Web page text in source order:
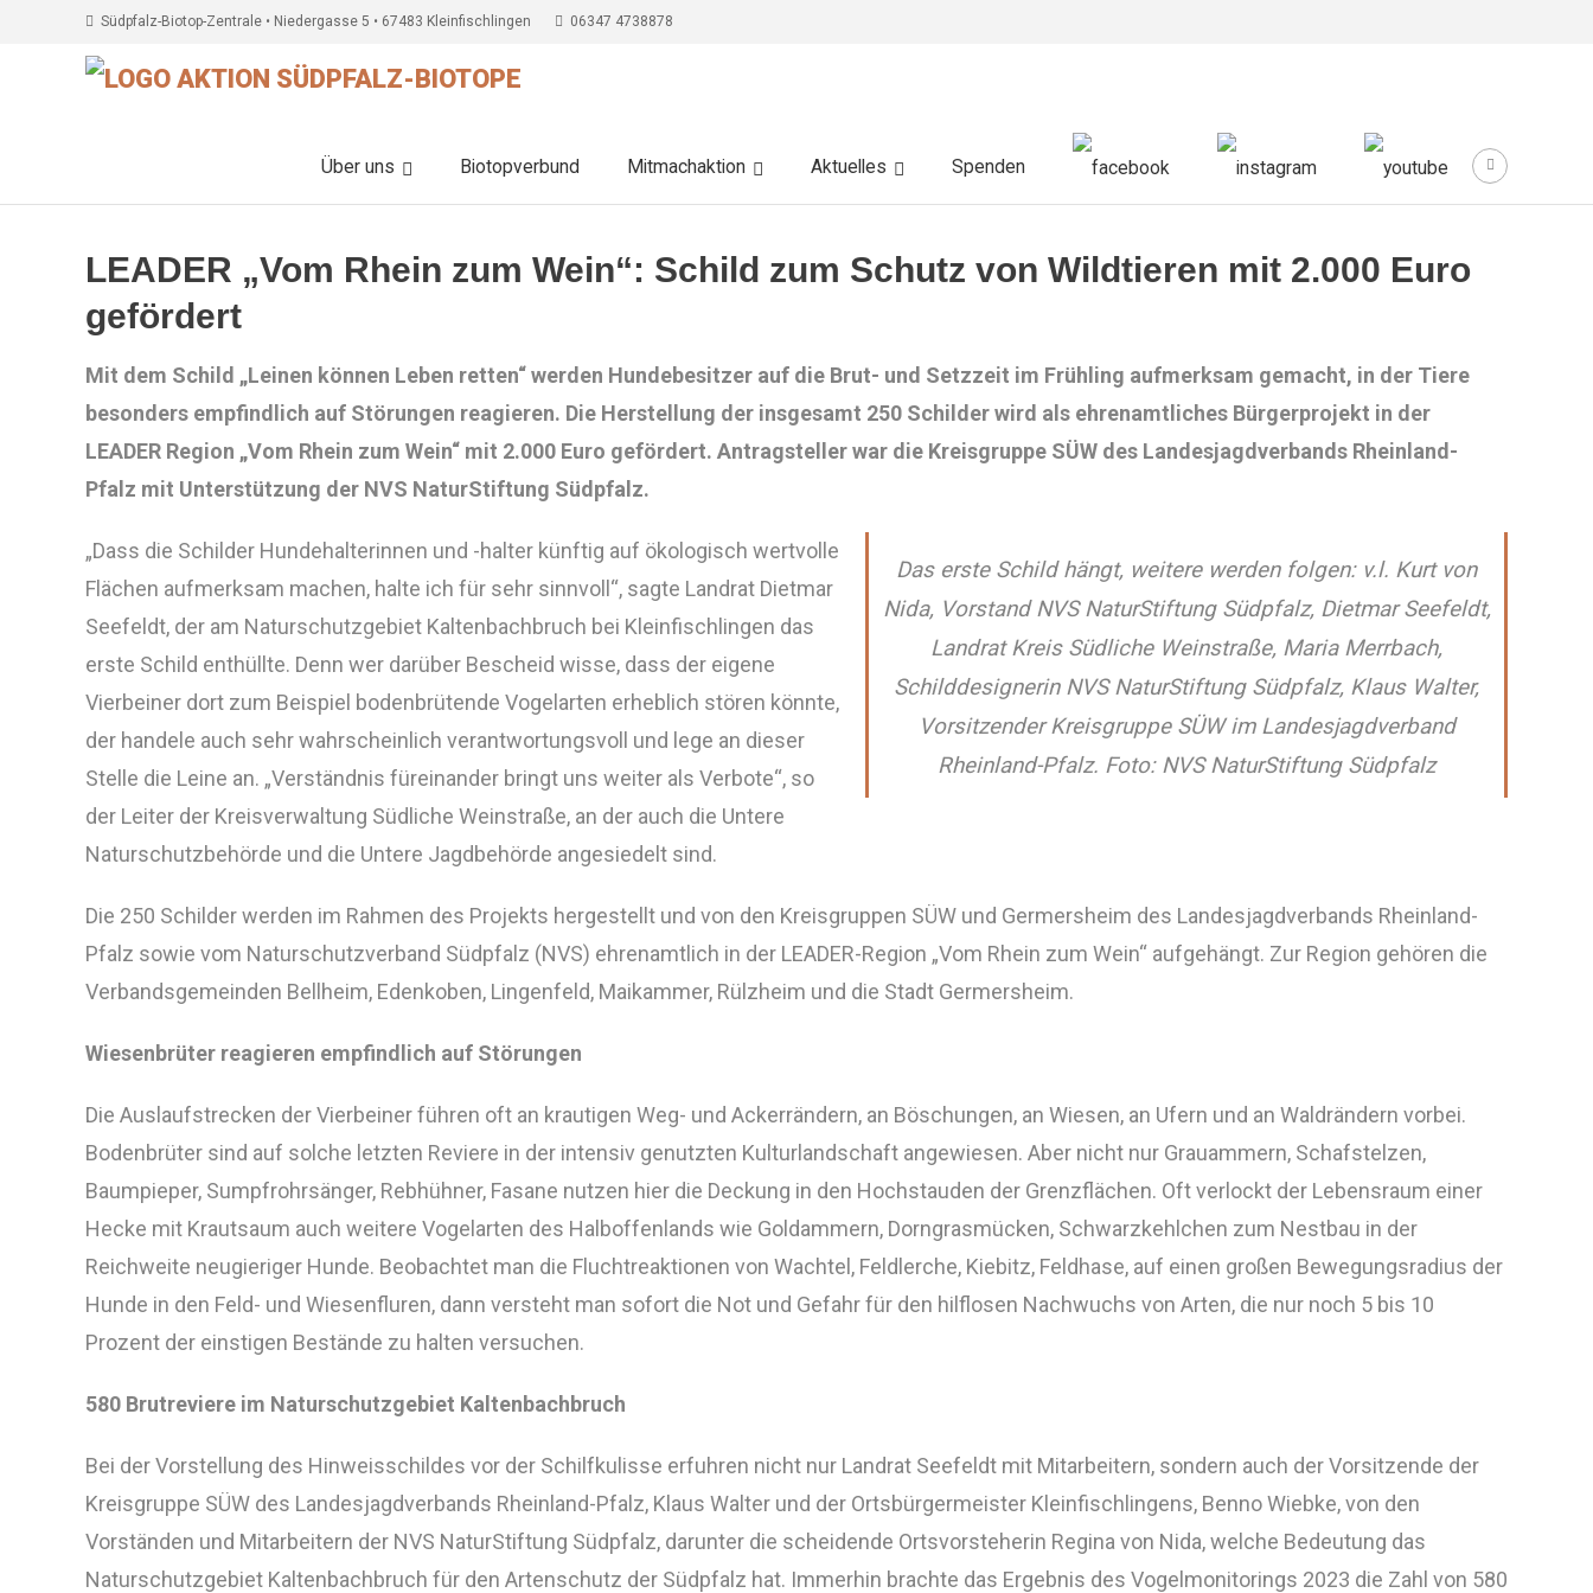
Südpfalz-Biotop-Zentrale • Niedergasse 5 • 67483 Kleinfischlingen 06347 4738878
Über uns Biotopverbund Mitmachaktion Aktuelles Spenden
LEADER „Vom Rhein zum Wein“: Schild zum Schutz von Wildtieren mit 2.000 Euro
gefördert
Mit dem Schild „Leinen können Leben retten“ werden Hundebesitzer auf die Brut- und Setzzeit im Frühling aufmerksam gemacht, in der Tiere
besonders empfindlich auf Störungen reagieren. Die Herstellung der insgesamt 250 Schilder wird als ehrenamtliches Bürgerprojekt in der
LEADER Region „Vom Rhein zum Wein“ mit 2.000 Euro gefördert. Antragsteller war die Kreisgruppe SÜW des Landesjagdverbands Rheinland-
Pfalz mit Unterstützung der NVS NaturStiftung Südpfalz.
Das erste Schild hängt, weitere werden folgen: v.l. Kurt von
Nida, Vorstand NVS NaturStiftung Südpfalz, Dietmar Seefeldt,
Landrat Kreis Südliche Weinstraße, Maria Merrbach,
Schilddesignerin NVS NaturStiftung Südpfalz, Klaus Walter,
Vorsitzender Kreisgruppe SÜW im Landesjagdverband
Rheinland-Pfalz. Foto: NVS NaturStiftung Südpfalz
„Dass die Schilder Hundehalterinnen und -halter künftig auf ökologisch wertvolle
Flächen aufmerksam machen, halte ich für sehr sinnvoll“, sagte Landrat Dietmar
Seefeldt, der am Naturschutzgebiet Kaltenbachbruch bei Kleinfischlingen das
erste Schild enthüllte. Denn wer darüber Bescheid wisse, dass der eigene
Vierbeiner dort zum Beispiel bodenbrütende Vogelarten erheblich stören könnte,
der handele auch sehr wahrscheinlich verantwortungsvoll und lege an dieser
Stelle die Leine an. „Verständnis füreinander bringt uns weiter als Verbote“, so
der Leiter der Kreisverwaltung Südliche Weinstraße, an der auch die Untere
Naturschutzbehörde und die Untere Jagdbehörde angesiedelt sind.
Die 250 Schilder werden im Rahmen des Projekts hergestellt und von den Kreisgruppen SÜW und Germersheim des Landesjagdverbands Rheinland-
Pfalz sowie vom Naturschutzverband Südpfalz (NVS) ehrenamtlich in der LEADER-Region „Vom Rhein zum Wein“ aufgehängt. Zur Region gehören die
Verbandsgemeinden Bellheim, Edenkoben, Lingenfeld, Maikammer, Rülzheim und die Stadt Germersheim.
Wiesenbrüter reagieren empfindlich auf Störungen
Die Auslaufstrecken der Vierbeiner führen oft an krautigen Weg- und Ackerrändern, an Böschungen, an Wiesen, an Ufern und an Waldrändern vorbei.
Bodenbrüter sind auf solche letzten Reviere in der intensiv genutzten Kulturlandschaft angewiesen. Aber nicht nur Grauammern, Schafstelzen,
Baumpieper, Sumpfrohrsänger, Rebhühner, Fasane nutzen hier die Deckung in den Hochstauden der Grenzflächen. Oft verlockt der Lebensraum einer
Hecke mit Krautsaum auch weitere Vogelarten des Halboffenlands wie Goldammern, Dorngrasmücken, Schwarzkehlchen zum Nestbau in der
Reichweite neugieriger Hunde. Beobachtet man die Fluchtreaktionen von Wachtel, Feldlerche, Kiebitz, Feldhase, auf einen großen Bewegungsradius der
Hunde in den Feld- und Wiesenfluren, dann versteht man sofort die Not und Gefahr für den hilflosen Nachwuchs von Arten, die nur noch 5 bis 10
Prozent der einstigen Bestände zu halten versuchen.
580 Brutreviere im Naturschutzgebiet Kaltenbachbruch
Bei der Vorstellung des Hinweisschildes vor der Schilfkulisse erfuhren nicht nur Landrat Seefeldt mit Mitarbeitern, sondern auch der Vorsitzende der
Kreisgruppe SÜW des Landesjagdverbands Rheinland-Pfalz, Klaus Walter und der Ortsbürgermeister Kleinfischlingens, Benno Wiebke, von den
Vorständen und Mitarbeitern der NVS NaturStiftung Südpfalz, darunter die scheidende Ortsvorsteherin Regina von Nida, welche Bedeutung das
Naturschutzgebiet Kaltenbachbruch für den Artenschutz der Südpfalz hat. Immerhin brachte das Ergebnis des Vogelmonitorings 2023 die Zahl von 580